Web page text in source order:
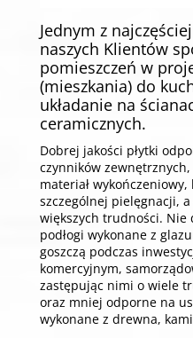
Jednym z
naszych Klientów
pomieszczeń w
(mieszkania) do
układanie na
ceramicznych.
Dobrej jakości płytki
czynników
materiał
szczególnej pielęgnacji,
większych trudności. Nie
podłogi wykonane z
goszczą podczas
komercyjnym,
zastępując nimi o wiele
oraz mniej odporne na
wykonane z drewna,